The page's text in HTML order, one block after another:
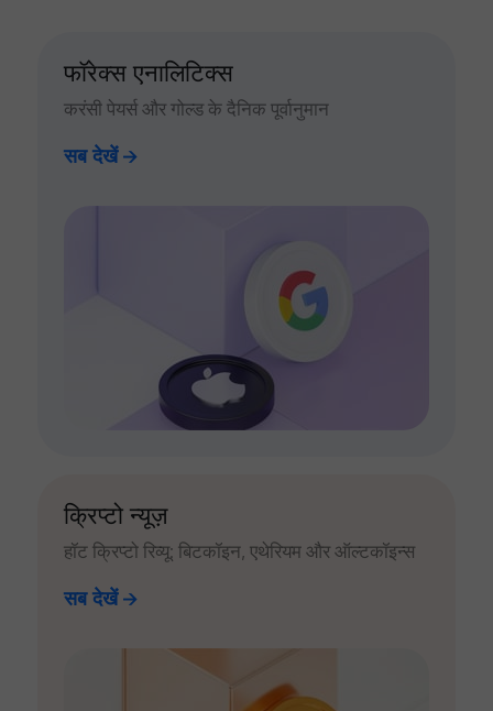
फॉरेक्स एनालिटिक्स
करंसी पेयर्स और गोल्ड के दैनिक पूर्वानुमान
सब देखें
क्रिप्टो न्यूज़
हॉट क्रिप्टो रिव्यू: बिटकॉइन, एथेरियम और ऑल्टकॉइन्स
सब देखें